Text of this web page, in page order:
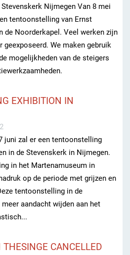
Nijmegen Van 8 mei
tentoonstelling van Ernst
de Noorderkapel. Veel werken zijn
geexposeerd. We maken gebruik
mogelijkheden van de steigers
EXHIBITION IN
juni zal er een tentoonstelling
in de Stevenskerk in Nijmegen.
in het Martenamuseum in
op de periode met grijzen en
tentoonstelling in de
aandacht wijden aan het
THESINGE CANCELLED